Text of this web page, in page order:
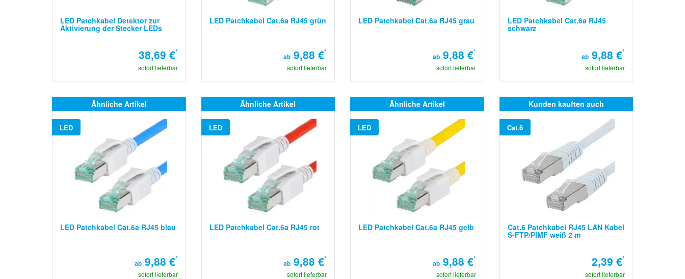
LED Patchkabel Detektor zur
Aktivierung der Stecker LEDs
38,69 €*
sofort lieferbar
LED Patchkabel Cat.6a RJ45 grün
ab 9,88 €*
sofort lieferbar
LED Patchkabel Cat.6a RJ45 grau
ab9,88 €*
sofort lieferbar
LED Patchkabel Cat.6a RJ45
schwarz
ab 9,88 €*
sofort lieferbar
Ähnliche Artikel
LED
LED Patchkabel Cat.6a RJ45 blau
ab9,88 €*
sofort lieferbar
Ähnliche Artikel
LED
LED Patchkabel Cat.6a RJ45 rot
ab 9,88 €*
sofort lieferbar
Ähnliche Artikel
LED
LED Patchkabel Cat.6a RJ45 gelb
ab9,88 €*
sofort lieferbar
Kunden kauften auch
Cat.6
Cat.6 Patchkabel RJ45 LAN Kabel
S-FTP/PIMF weiß 2 m
2,39 €*
sofort lieferbar